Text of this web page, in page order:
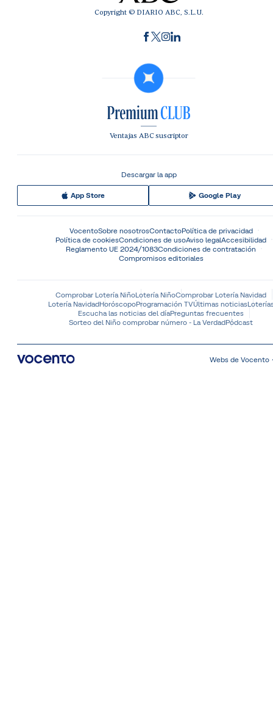
Copyright © DIARIO ABC, S.L.U.
Ventajas ABC suscriptor
Descargar la app
App Store Google Play
VocentoSobre nosotrosContactoPolítica de privacidad
Política de cookiesCondiciones de usoAviso legalAccesibilidad
Reglamento UE 2024/1083Condiciones de contratación
Compromisos editoriales
Comprobar Lotería NiñoLotería NiñoComprobar Lotería Navidad
Lotería NavidadHoróscopoProgramación TVÚltimas noticias
Escucha las noticias del díaPreguntas frecuentes
Sorteo del Niño comprobar número - La VerdadPódcast
Webs de Vocento